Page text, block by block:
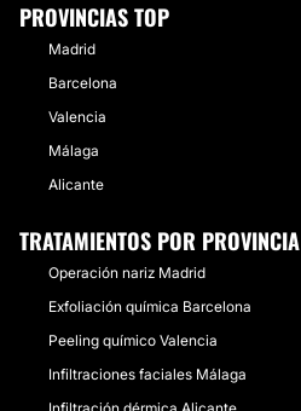
PROVINCIAS TOP
Madrid
Barcelona
Valencia
Málaga
Alicante
TRATAMIENTOS POR PROVINCIA
Operación nariz Madrid
Exfoliación química Barcelona
Peeling químico Valencia
Infiltraciones faciales Málaga